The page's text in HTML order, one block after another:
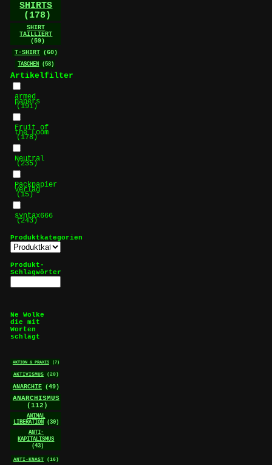
SHIRTS
(178)
SHIRT
TAILLIERT
(59)
T-SHIRT (60)
TASCHEN (58)
Artikelfilter
armed
papers
(191)
Fruit of
the Loom
(178)
Neutral
(235)
Packpapier
Verlag
(15)
syntax666
(243)
Produktkategorien
Produkt-
Schlagwörter
Ne Wolke
die mit
Worten
schlägt
AKTION & PRAXIS (7)
AKTIVISMUS (20)
ANARCHIE (49)
ANARCHISMUS
(112)
ANIMAL
LIBERATION
(30)
ANTI-
KAPITALISMUS
(43)
ANTI-KNAST (16)